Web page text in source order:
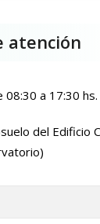
atención
08:30 a 17:30 hs.
del Edificio